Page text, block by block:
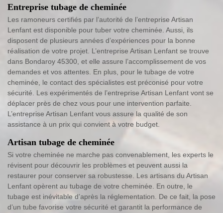
Entreprise tubage de cheminée
Les ramoneurs certifiés par l’autorité de l’entreprise Artisan
Lenfant est disponible pour tuber votre cheminée. Aussi, ils
disposent de plusieurs années d’expériences pour la bonne
réalisation de votre projet. L’entreprise Artisan Lenfant se trouve
dans Bondaroy 45300, et elle assure l’accomplissement de vos
demandes et vos attentes. En plus, pour le tubage de votre
cheminée, le contact des spécialistes est préconisé pour votre
sécurité. Les expérimentés de l’entreprise Artisan Lenfant vont se
déplacer près de chez vous pour une intervention parfaite.
L’entreprise Artisan Lenfant vous assure la qualité de son
assistance à un prix qui convient à votre budget.
Artisan tubage de cheminée
Si votre cheminée ne marche pas convenablement, les experts le
révisent pour découvrir les problèmes et peuvent aussi la
restaurer pour conserver sa robustesse. Les artisans du Artisan
Lenfant opèrent au tubage de votre cheminée. En outre, le
tubage est inévitable d’après la réglementation. De ce fait, la pose
d’un tube favorise votre sécurité et garantit la performance de